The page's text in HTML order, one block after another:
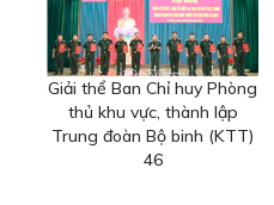
Giải thể Ban Chỉ huy Phòng
thủ khu vực, thành lập
Trung đoàn Bộ binh (KTT)
46